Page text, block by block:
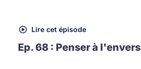
Lire cet épisode
Ep. 68 : Penser à l'envers